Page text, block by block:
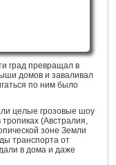
град превращал в
домов и заваливал
по ним было
целые грозовые шоу
тропиках (Австралия,
зоне Земли
транспорта от
в дома и даже